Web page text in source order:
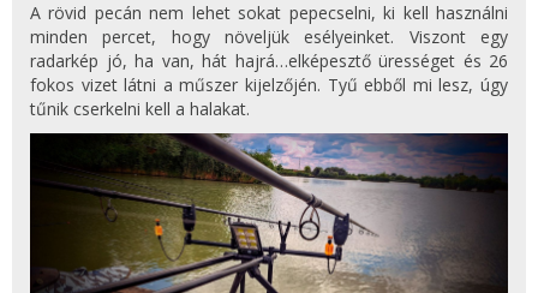
A rövid pecán nem lehet sokat pepecselni, ki kell használni
minden percet, hogy növeljük esélyeinket. Viszont egy
radarkép jó, ha van, hát hajrá…elképesztő ürességet és 26
fokos vizet látni a műszer kijelzőjén. Tyű ebből mi lesz, úgy
tűnik cserkelni kell a halakat.